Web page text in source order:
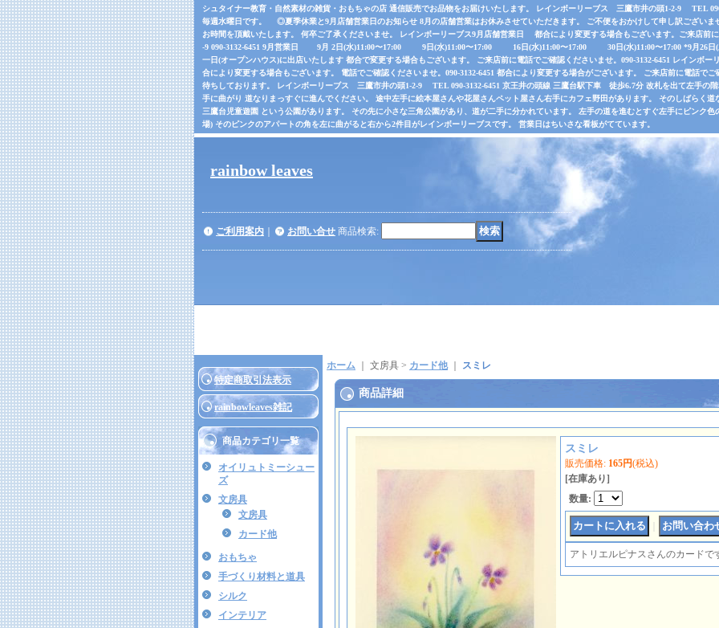
シュタイナー教育・自然素材の雑貨・おもちゃの店 通信販売でお品物をお届けいたします。 レインボーリーブス 三鷹市井の頭1-2-9 TEL
毎週水曜日です。 ◎夏季休業と9月店舗営業日のお知らせ 8月の店舗営業はお休みさせていただきます。 ご不便をおかけして申し訳ございま
お時間を頂戴いたします。 何卒ご了承くださいませ。 レインボーリーブス9月店舗営業日 都合により変更する場合もございます。ご来店前
-9 090-3132-6451 9月営業日 9月 2日(水)11:00〜17:00 9日(水)11:00〜17:00 16日(水)11:00〜17:00 30日(水)11:00〜17:00 *9月26日(
一日(オープンハウス)に出店いたします 都合で変更する場合もございます。 ご来店前に電話でご確認くださいませ。090-3132-6451 レインボ
合により変更する場合もございます。 電話でご確認くださいませ。090-3132-6451 都合により変更する場合がございます。 ご来店前に電話で
待ちしております。 レインボーリーブス 三鷹市井の頭1-2-9 TEL 090-3132-6451 京王井の頭線 三鷹台駅下車 徒歩6.7分 改札を出て左手の
手に曲がり 道なりまっすぐに進んでください。 途中左手に絵本屋さんや花屋さんペット屋さん右手にカフェ野田があります。 そのしばらく
三鷹台児童遊園 という公園があります。 その先に小さな三角公園があり、道が二手に分かれています。 左手の道を進むとすぐ左手にピンク
場) そのピンクのアパートの角を左に曲がると右から2件目がレインボーリーブスです。 営業日はちいさな看板がてています。
rainbow leaves
ご利用案内 お問い合せ 商品検索:
特定商取引法表示
rainbowleaves雑記
商品カテゴリ一覧
オイリュトミーシュー
ズ
文房具
文房具
カード他
おもちゃ
手づくり材料と道具
シルク
インテリア
ホーム ｜ 文房具 > カード他｜ スミレ
商品詳細
スミレ
販売価格: 165円(税込)
[在庫あり]
数量:
アトリエルピナスさんのカードで